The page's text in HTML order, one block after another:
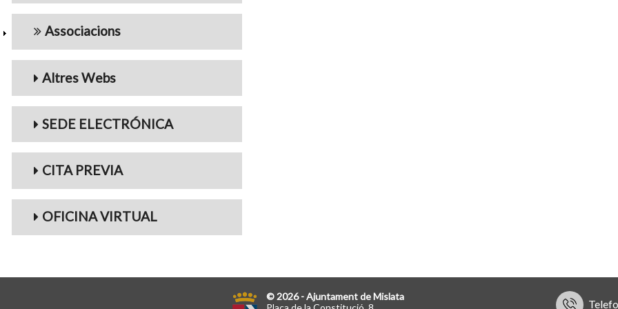
Associacions
Altres Webs
SEDE ELECTRÓNICA
CITA PREVIA
OFICINA VIRTUAL
© 2026 - Ajuntament de Mislata